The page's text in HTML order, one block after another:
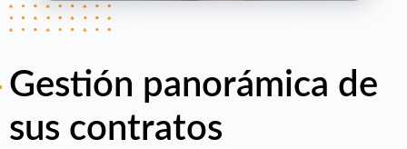
Gestión panorámica de
sus contratos